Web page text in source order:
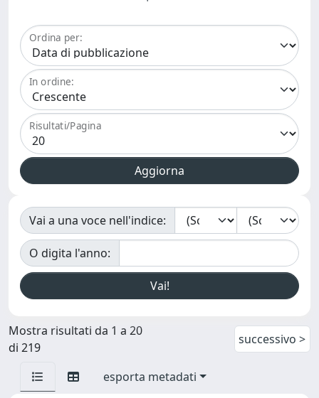
Ordina per:
In ordine:
Risultati/Pagina
Vai a una voce nell'indice:
O digita l'anno:
Mostra risultati da 1 a 20
di 219
successivo >
esporta metadati